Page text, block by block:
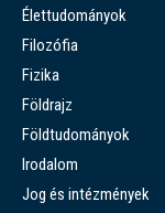
Élettudományok
Filozófia
Fizika
Földrajz
Földtudományok
Irodalom
Jog és intézmények